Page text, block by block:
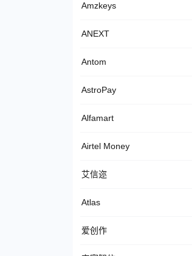
Amzkeys
ANEXT
Antom
AstroPay
Alfamart
Airtel Money
艾信迩
Atlas
爱创作